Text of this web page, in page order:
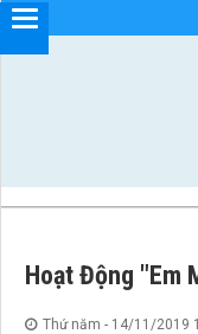
Hoạt Động "Em
Thứ năm - 14/11/2019